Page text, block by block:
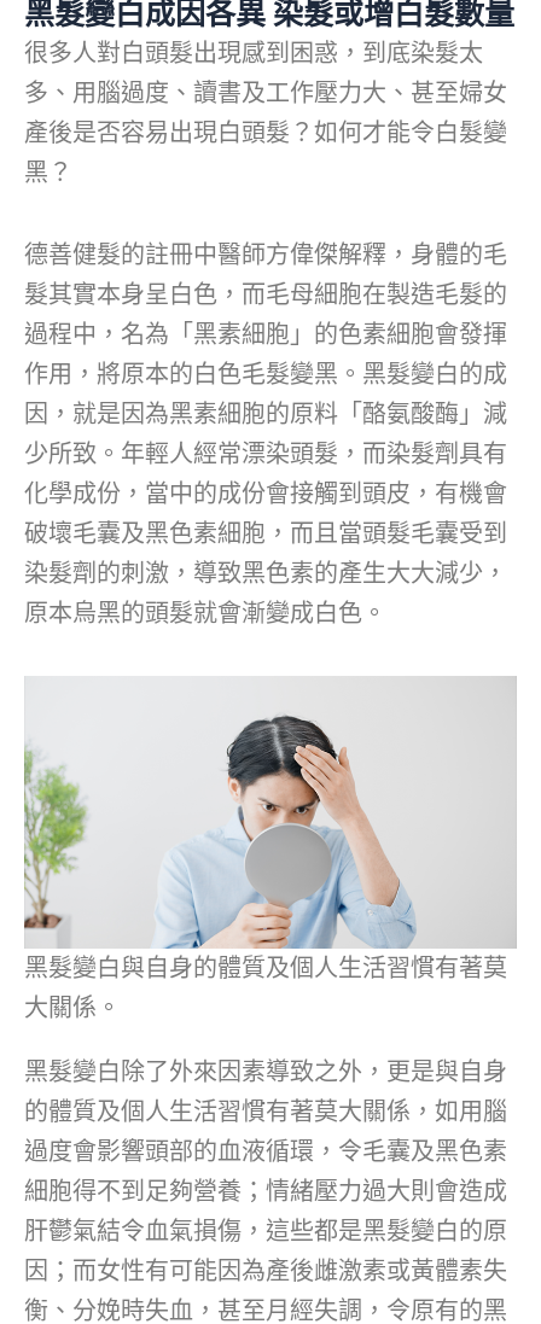
黑髮變白成因各異 染髮或增白髮數量
很多人對白頭髮出現感到困惑，到底染髮太
多、用腦過度、讀書及工作壓力大、甚至婦女
產後是否容易出現白頭髮？如何才能令白髮變
黑？
德善健髮的註冊中醫師方偉傑解釋，身體的毛
髮其實本身呈白色，而毛母細胞在製造毛髮的
過程中，名為「黑素細胞」的色素細胞會發揮
作用，將原本的白色毛髮變黑。黑髮變白的成
因，就是因為黑素細胞的原料「酪氨酸酶」減
少所致。年輕人經常漂染頭髮，而染髮劑具有
化學成份，當中的成份會接觸到頭皮，有機會
破壞毛囊及黑色素細胞，而且當頭髮毛囊受到
染髮劑的刺激，導致黑色素的產生大大減少，
原本烏黑的頭髮就會漸變成白色。
黑髮變白與自身的體質及個人生活習慣有著莫
大關係。
黑髮變白除了外來因素導致之外，更是與自身
的體質及個人生活習慣有著莫大關係，如用腦
過度會影響頭部的血液循環，令毛囊及黑色素
細胞得不到足夠營養；情緒壓力過大則會造成
肝鬱氣結令血氣損傷，這些都是黑髮變白的原
因；而女性有可能因為產後雌激素或黃體素失
衡、分娩時失血，甚至月經失調，令原有的黑